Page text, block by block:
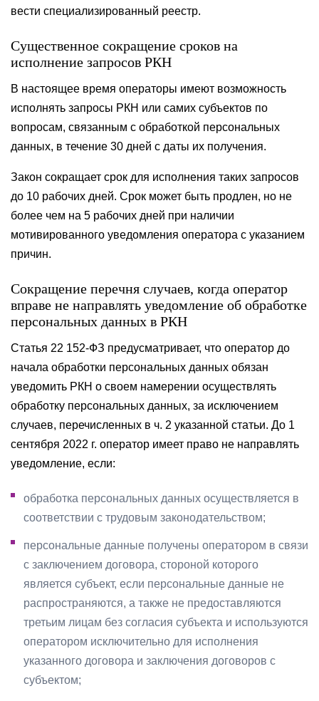
вести специализированный реестр.
Существенное сокращение сроков на
исполнение запросов РКН
В настоящее время операторы имеют возможность
исполнять запросы РКН или самих субъектов по
вопросам, связанным с обработкой персональных
данных, в течение 30 дней с даты их получения.
Закон сокращает срок для исполнения таких запросов
до 10 рабочих дней. Срок может быть продлен, но не
более чем на 5 рабочих дней при наличии
мотивированного уведомления оператора с указанием
причин.
Сокращение перечня случаев, когда оператор
вправе не направлять уведомление об обработке
персональных данных в РКН
Статья 22 152-ФЗ предусматривает, что оператор до
начала обработки персональных данных обязан
уведомить РКН о своем намерении осуществлять
обработку персональных данных, за исключением
случаев, перечисленных в ч. 2 указанной статьи. До 1
сентября 2022 г. оператор имеет право не направлять
уведомление, если:
обработка персональных данных осуществляется в
соответствии с трудовым законодательством;
персональные данные получены оператором в связи
с заключением договора, стороной которого
является субъект, если персональные данные не
распространяются, а также не предоставляются
третьим лицам без согласия субъекта и используются
оператором исключительно для исполнения
указанного договора и заключения договоров с
субъектом;